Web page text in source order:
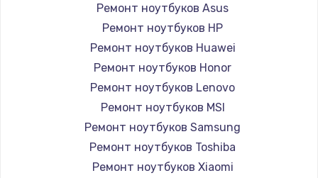
Ремонт ноутбуков Asus
Ремонт ноутбуков HP
Ремонт ноутбуков Huawei
Ремонт ноутбуков Honor
Ремонт ноутбуков Lenovo
Ремонт ноутбуков MSI
Ремонт ноутбуков Samsung
Ремонт ноутбуков Toshiba
Ремонт ноутбуков Xiaomi